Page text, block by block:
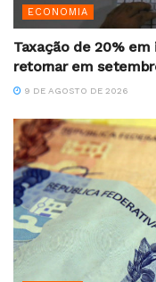
ECONOMIA
Taxação de 20%
retornar em
9 DE AGOSTO DE 2026